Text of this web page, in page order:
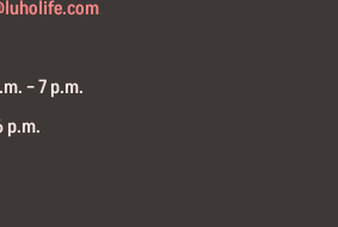
– 7 p.m.
p.m.